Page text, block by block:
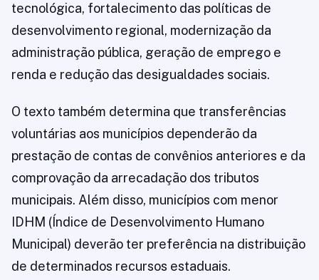
tecnológica, fortalecimento das políticas de
desenvolvimento regional, modernização da
administração pública, geração de emprego e
renda e redução das desigualdades sociais.
O texto também determina que transferências
voluntárias aos municípios dependerão da
prestação de contas de convênios anteriores e da
comprovação da arrecadação dos tributos
municipais. Além disso, municípios com menor
IDHM (Índice de Desenvolvimento Humano
Municipal) deverão ter preferência na distribuição
de determinados recursos estaduais.